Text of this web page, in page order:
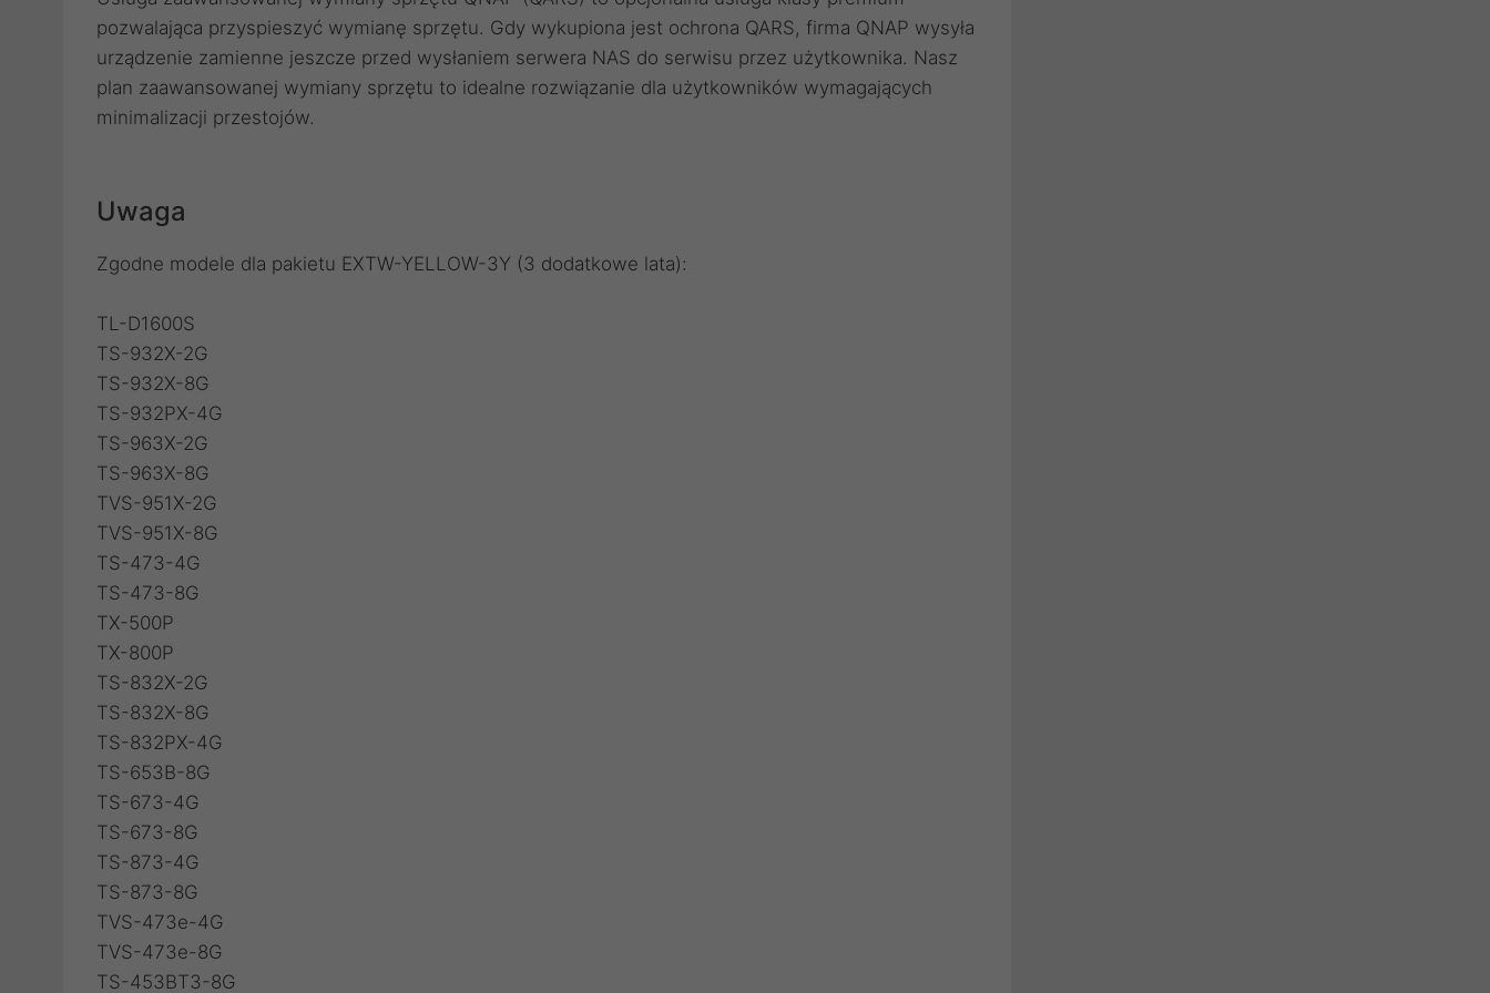
pozwalająca przyspieszyć wymianę sprzętu. Gdy wykupiona jest ochrona QARS, firma QNAP wysyła
urządzenie zamienne jeszcze przed wysłaniem serwera NAS do serwisu przez użytkownika. Nasz
plan zaawansowanej wymiany sprzętu to idealne rozwiązanie dla użytkowników wymagających
minimalizacji przestojów.
Uwaga
Zgodne modele dla pakietu EXTW-YELLOW-3Y (3 dodatkowe lata):
TL-D1600S
TS-932X-2G
TS-932X-8G
TS-932PX-4G
TS-963X-2G
TS-963X-8G
TVS-951X-2G
TVS-951X-8G
TS-473-4G
TS-473-8G
TX-500P
TX-800P
TS-832X-2G
TS-832X-8G
TS-832PX-4G
TS-653B-8G
TS-673-4G
TS-673-8G
TS-873-4G
TS-873-8G
TVS-473e-4G
TVS-473e-8G
TS-453BT3-8G